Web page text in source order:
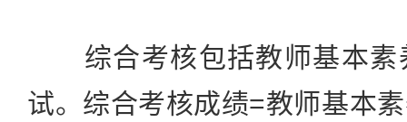
综合考核包括教师基本素
试。综合考核成绩=教师基本